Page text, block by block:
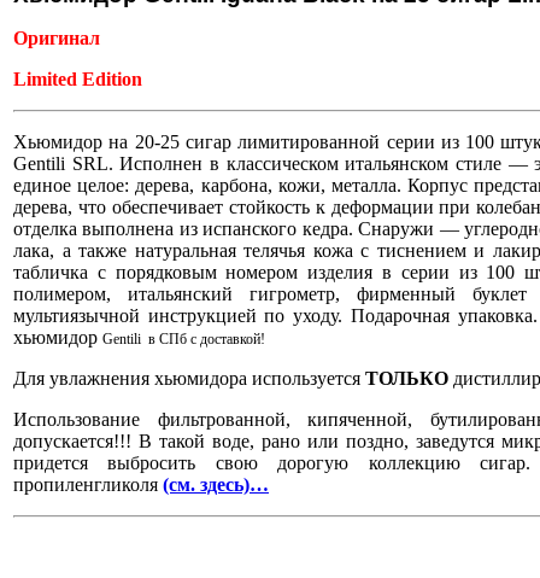
Оригинал
Limited Edition
Хьюмидор на 20-25 сигар лимитированной серии из 100
Gentili SRL. Исполнен в классическом итальянском стиле —
единое целое: дерева, карбона, кожи, металла. Корпус
дерева, что обеспечивает стойкость к деформации при
отделка выполнена из испанского кедра. Снаружи —
лака, а также натуральная телячья кожа с тиснением и
табличка с порядковым номером изделия в серии из 100
полимером, итальянский гигрометр, фирменный
мультиязычной инструкцией по уходу. Подарочная
хьюмидор Gentili в СПб с доставкой!
Для увлажнения хьюмидора используется ТОЛЬКО
Использование фильтрованной, кипяченной,
допускается!!! В такой воде, рано или поздно, заведутся
придется выбросить свою дорогую коллекцию
пропиленгликоля (см. здесь)…